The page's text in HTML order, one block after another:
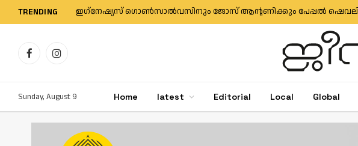
TRENDING
FacebookInstagram
Sunday, August 9 Home latest Editorial Local Global